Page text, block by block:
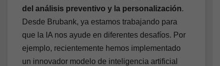
del análisis preventivo y la personalización.
Desde Brubank, ya estamos trabajando para
que la IA nos ayude en diferentes desafíos. Por
ejemplo, recientemente hemos implementado
un innovador modelo de inteligencia artificial